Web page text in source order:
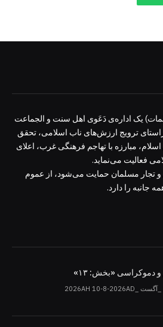
یک اداره‌ی دَعَوی اهل سنت و الجماعت
ترویج ارزش‌های ناب اسلامی، تحقق
مبارزه با تهاجم فرهنگی غرب، اعلای
فعالیت می‌نماید.
و تجار مسلمان حمایت می‌شود، از عموم
جانبه را دارد.
و دموکراسی «بخش: ۱۳»